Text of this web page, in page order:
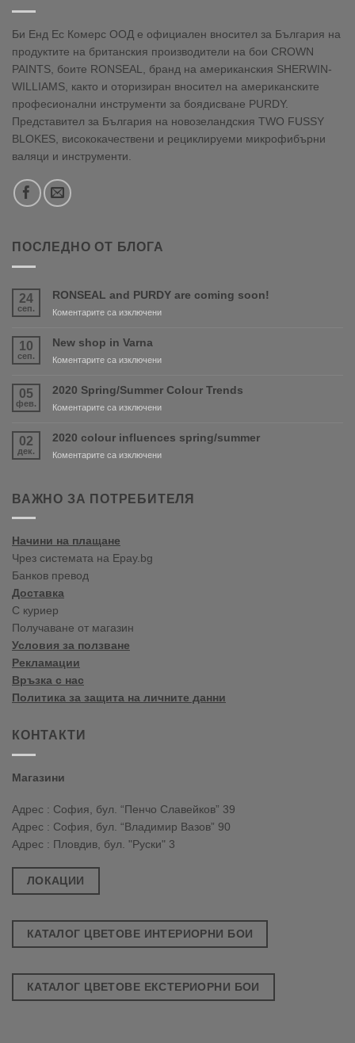
Би Енд Ес Комерс ООД е официален вносител за България на
продуктите на британския производители на бои CROWN
PAINTS, боите RONSEAL, бранд на американския SHERWIN-
WILLIAMS, както и оторизиран вносител на американските
професионални инструменти за боядисване PURDY.
Представител за България на новозеландския TWO FUSSY
BLOKES, висококачествени и рециклируеми микрофибърни
валяци и инструменти.
ПОСЛЕДНО ОТ БЛОГА
24
сеп.
RONSEAL and PURDY are coming soon!
Коментарите са изключениза
are
soon!
10
сеп.
New shop in Varna
Коментарите са изключениза
shop
Varna
05
фев.
2020 Spring/Summer Colour Trends
Коментарите са изключениза
Spring/Summer
Trends
02
дек.
2020 colour influences spring/summer
Коментарите са изключениза
influences
ВАЖНО ЗА ПОТРЕБИТЕЛЯ
Начини на плащане
Чрез системата на Epay.bg
Банков превод
Доставка
С куриер
Получаване от магазин
Условия за ползване
Рекламации
Връзка с нас
Политика за защита на личните данни
КОНТАКТИ
Магазини
Адрес : София, бул. “Пенчо Славейков” 39
Адрес : София, бул. “Владимир Вазов” 90
Адрес : Пловдив, бул. "Руски" 3
ЛОКАЦИИ
КАТАЛОГ ЦВЕТОВЕ ИНТЕРИОРНИ БОИ
КАТАЛОГ ЦВЕТОВЕ ЕКСТЕРИОРНИ БОИ